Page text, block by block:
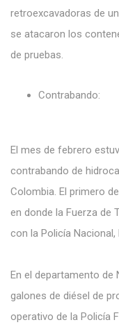
retroexcavadoras de
se atacaron los
de pruebas.
Contrabando:
El mes de febrero
contrabando de
Colombia. El primero
en donde la Fuerza de
con la Policía
En el departamento de
galones de diésel de
operativo de la Policía